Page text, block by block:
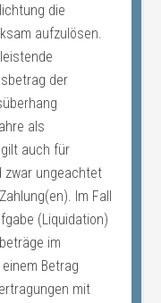
die
aufzulösen.
der
als
auch für
zwar ungeachtet
Im Fall
(Liquidation)
im
Betrag
mit